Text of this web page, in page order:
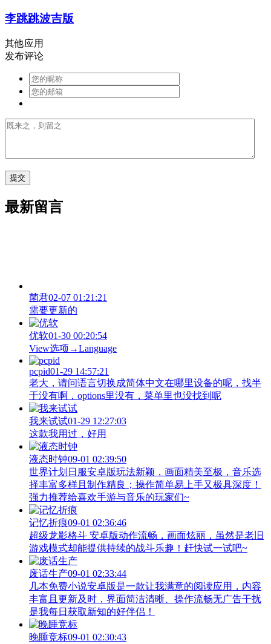
李跳跳波吉版
其他应用
发布评论
最新留言
菌君02-07 01:21:21
需要更新的
优软01-30 00:20:54
View‌选项→Language
pcpid01-29 14:57:21
老大，请问语言切换成简体中文在哪里设备的呢，找半
于没有啊，options里没有，菜单里也没找到呢
我来试试01-29 12:27:03
这款我用过，好用
液态时钟09-01 02:39:50
世界计划日服安卓版玩法新颖，画面精美至极，音乐选
择丰富多样且制作精良；操作简单易上手又极具深度！
强力推荐给喜欢手游与音乐的玩家们~
记忆折痕09-01 02:36:46
超级龙影格斗 安卓版动作流畅，画面炫丽，虽然是老旧
游戏模式却能提供持续的战斗乐趣！赶快试一试吧~
废话生产09-01 02:33:44
几本免费小说安卓版是一款让我满意的阅读应用，内容
丰富且更新及时，界面简洁清晰、操作流畅无广告干扰
是我每日获取新知的好伴侣！
晚睡竞标09-01 02:30:43